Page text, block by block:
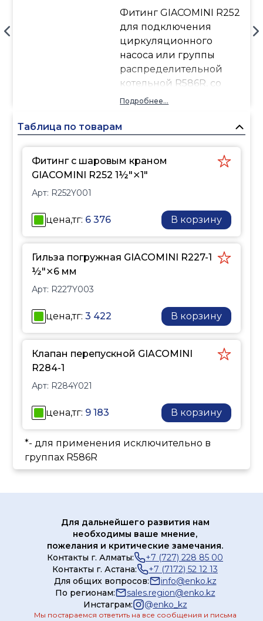
Фитинг GIACOMINI R252
для подключения
циркуляционного
насоса или группы
распределительной
котельной R586R, со
встроенным шаровым
Подробнее...
Таблица по товарам
Фитинг с шаровым краном
GIACOMINI R252 1½"⨯1"
Арт: R252Y001
цена,тг: 6 376 В корзину
Гильза погружная GIACOMINI R227-1
½"⨯6 мм
Арт: R227Y003
цена,тг:3 422 В корзину
Клапан перепускной GIACOMINI
R284-1
Арт: R284Y021
цена,тг: 9 183 В корзину
*- для применения исключительно в
группах R586R
Для дальнейшего развития нам
необходимы ваше мнение,
пожелания и критические замечания.
Контакты г. Алматы:
+7 (727) 228 85 00
Контакты г. Астана:
+7 (7172) 52 12 13
Для общих вопросов:
info@enko.kz
По регионам:
sales.region@enko.kz
Инстаграм:
@enko_kz
Мы постараемся ответить на все сообщения и письма